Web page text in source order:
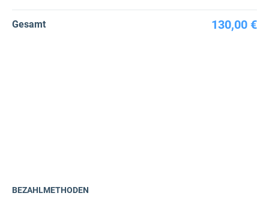
Gesamt 130,00 €
BEZAHLMETHODEN